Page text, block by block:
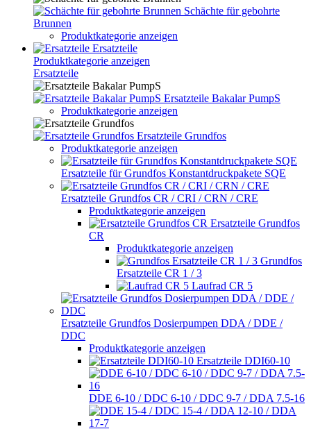
Schächte für gebohrte
Brunnen
Produktkategorie anzeigen
Ersatzteile
Produktkategorie anzeigen
Ersatzteile
Ersatzteile Bakalar PumpS
Produktkategorie anzeigen
Ersatzteile Grundfos
Produktkategorie anzeigen
Ersatzteile für Grundfos Konstantdruckpakete SQE
Ersatzteile Grundfos CR / CRI / CRN / CRE
Produktkategorie anzeigen
Ersatzteile Grundfos
CR
Produktkategorie anzeigen
Grundfos
Ersatzteile CR 1 / 3
Laufrad CR 5
Ersatzteile Grundfos Dosierpumpen DDA / DDE /
DDC
Produktkategorie anzeigen
Ersatzteile DDI60-10
DDE 6-10 / DDC 6-10 / DDC 9-7 / DDA 7.5-16